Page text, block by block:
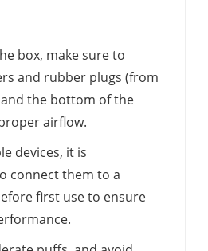
box, make sure to
and rubber plugs (from
the bottom of the
airflow.
devices, it is
connect them to a
first use to ensure